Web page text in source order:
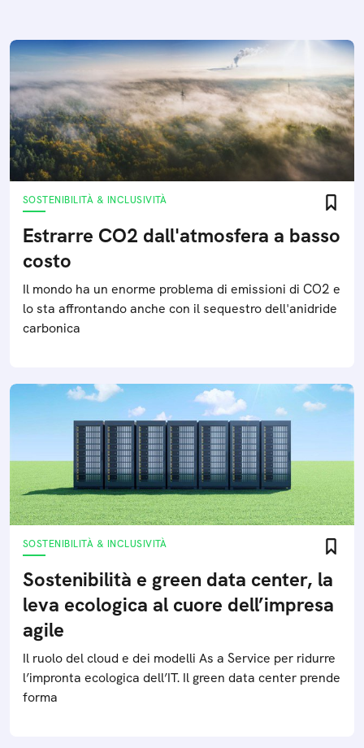
SOSTENIBILITÀ & INCLUSIVITÀ
Estrarre CO2 dall'atmosfera a basso
costo
Il mondo ha un enorme problema di emissioni di CO2 e
lo sta affrontando anche con il sequestro dell'anidride
carbonica
SOSTENIBILITÀ & INCLUSIVITÀ
Sostenibilità e green data center, la
leva ecologica al cuore dell’impresa
agile
Il ruolo del cloud e dei modelli As a Service per ridurre
l’impronta ecologica dell’IT. Il green data center prende
forma